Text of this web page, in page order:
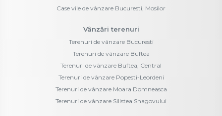
Case vile de vânzare Bucuresti, Mosilor
Vânzări terenuri
Terenuri de vânzare Bucuresti
Terenuri de vânzare Buftea
Terenuri de vânzare Buftea, Central
Terenuri de vânzare Popesti-Leordeni
Terenuri de vânzare Moara Domneasca
Terenuri de vânzare Silistea Snagovului